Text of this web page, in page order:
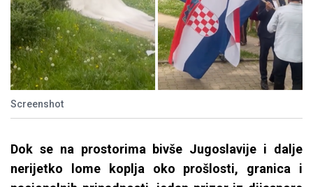
Screenshot
Dok se na prostorima bivše Jugoslavije i dalje
nerijetko lome koplja oko prošlosti, granica i